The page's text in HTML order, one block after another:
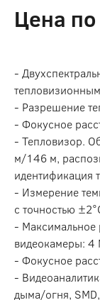
Цена
-
- Разрешение
- Фокусное
- Тепловизор.
м/146 м,
идентификация
- Измерение
с точностью
- Максимальное
видеокамеры:
- Фокусное
-
дыма/огня,